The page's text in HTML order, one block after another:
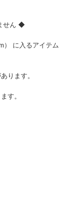
せん ◆
） に入るアイテム
ります。
す。